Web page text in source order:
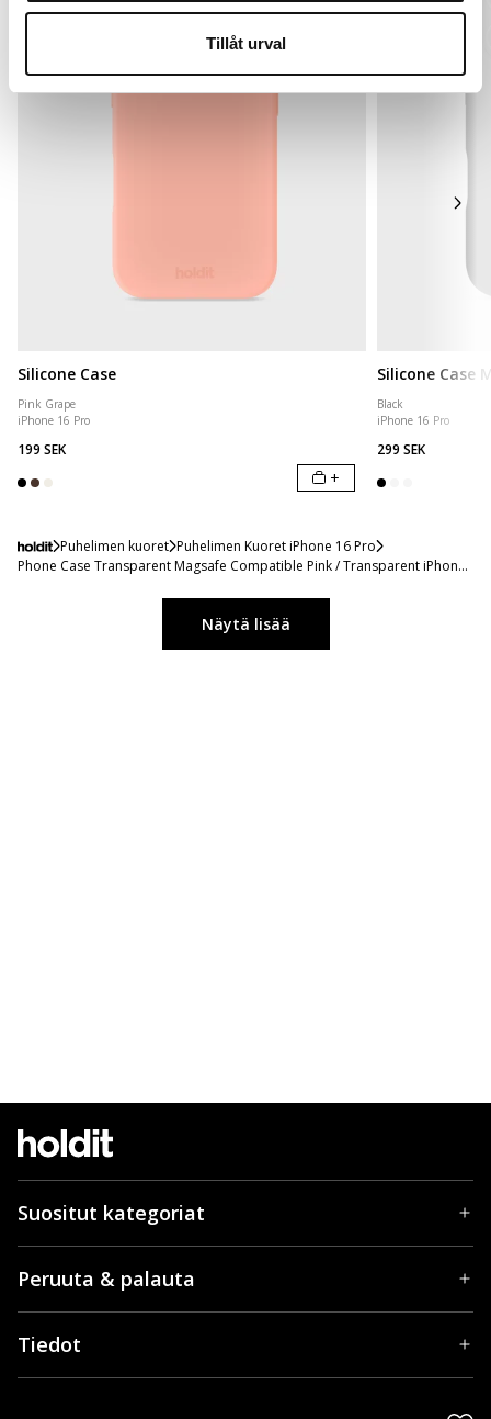
Tillåt urval
Silicone Case
Pink Grape
iPhone 16 Pro
199 SEK
+
Silicone Case
Black
iPhone 16 Pro
299 SEK
Puhelimen kuoret Puhelimen Kuoret iPhone 16 Pro
Phone Case Transparent Magsafe Compatible Pink / Transparent iPhone
Näytä lisää
Suositut kategoriat
Peruuta & palauta
Tiedot